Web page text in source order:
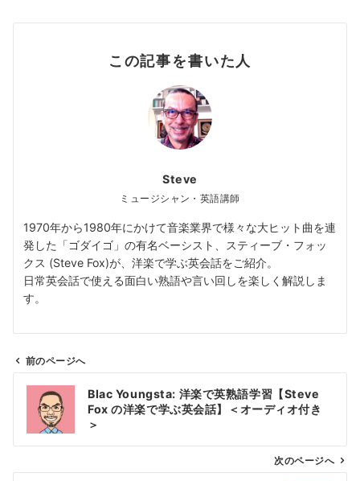
この記事を書いた人
Steve
ミュージシャン・英語講師
1970年から1980年にかけて音楽業界で様々な大ヒット曲を連
発した「ゴダイゴ」の有名ベーシスト、スティーブ・フォッ
クス (Steve Fox)が、洋楽で学ぶ英会話をご紹介。
日常英会話で使える面白い熟語や言い回しを楽しく解説しま
す。
前のページへ
Blac Youngsta: 洋楽で英熟語学習【Steve
Fox の洋楽で学ぶ英会話】＜オーディオ付き
＞
次のページへ